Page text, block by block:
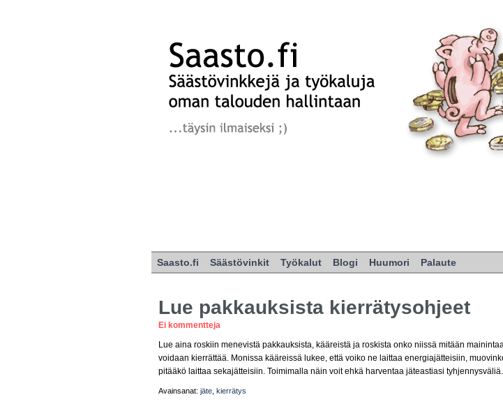
Saasto.fi Säästövinkit Työkalut Blogi Huumori Palaute
Lue pakkauksista kierrätysohjeet
Ei kommentteja
Lue aina roskiin menevistä pakkauksista, kääreistä ja roskista onko niissä mitään
voidaan kierrättää. Monissa kääreissä lukee, että voiko ne laittaa energiajätteisiin,
pitääkö laittaa sekajätteisiin. Toimimalla näin voit ehkä harventaa jäteastiasi tyhjennysväliä.
Avainsanat: jäte kierrätys